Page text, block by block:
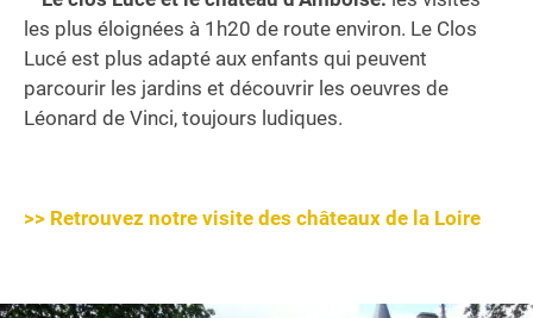
les plus éloignées à 1h20 de route environ. Le Clos
Lucé est plus adapté aux enfants qui peuvent
parcourir les jardins et découvrir les oeuvres de
Léonard de Vinci, toujours ludiques.
>> Retrouvez notre visite des châteaux de la Loire